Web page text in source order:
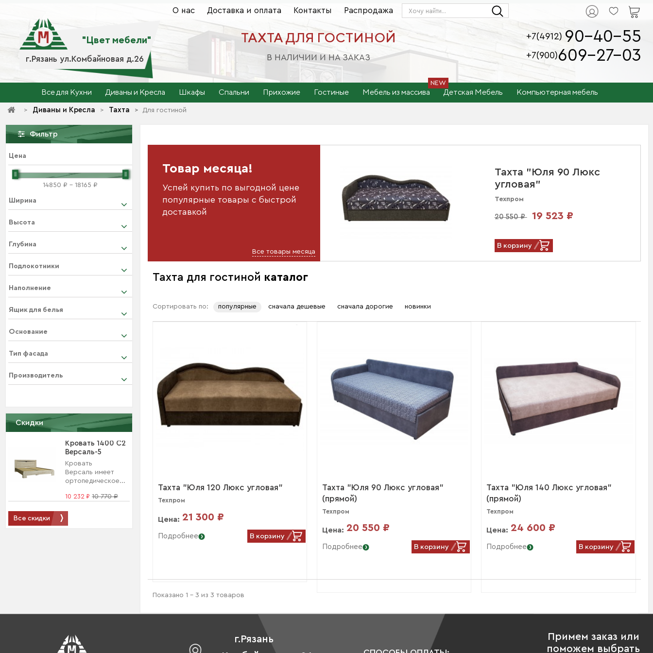
г.Рязань ул.Комбайновая д.26
"Цвет мебели"
О нас Доставка и оплата Контакты Распродажа
ТАХТА ДЛЯ ГОСТИНОЙ
В НАЛИЧИИ И НА ЗАКАЗ
+7(4912) 90-40-55
+7(900)609-27-03
Все для Кухни Диваны и Кресла Шкафы Спальни Прихожие Гостиные Мебель из массива Детская Мебель Компьютерная мебель
> Диваны и Кресла > Тахта >
> Для гостиной
Фильтр
Цена
14850 ₽ - 18165 ₽
Ширина
Высота
Глубина
Подлокотники
Наполнение
Ящик для белья
Основание
Тип фасада
Производитель
Скидки
Кровать 1400 С2
Версаль-5
Кровать
Версаль имеет
ортопедическое...
10 232 ₽ 10 770 ₽
Все скидки
Товар месяца!
Успей купить по выгодной цене
популярные товары с быстрой
доставкой
Все товары месяца
Тахта "Юля 90 Люкс
угловая"
Техпром
20 550 ₽ 19 523 ₽
В корзину
Тахта для гостиной каталог
Сортировать по: популярные сначала дешевые сначала дорогие новинки
Тахта "Юля 120 Люкс угловая"
Техпром
Цена: 21 300 ₽
Подробнее В корзину
Тахта "Юля 90 Люкс угловая"
(прямой)
Техпром
Цена: 20 550 ₽
Подробнее В корзину
Тахта "Юля 140 Люкс угловая"
(прямой)
Техпром
Цена: 24 600 ₽
Подробнее В корзину
Показано 1 - 3 из 3 товаров
г.Рязань
Примем заказ или
поможем выбрать